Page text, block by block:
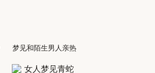
梦见和陌生男人亲热